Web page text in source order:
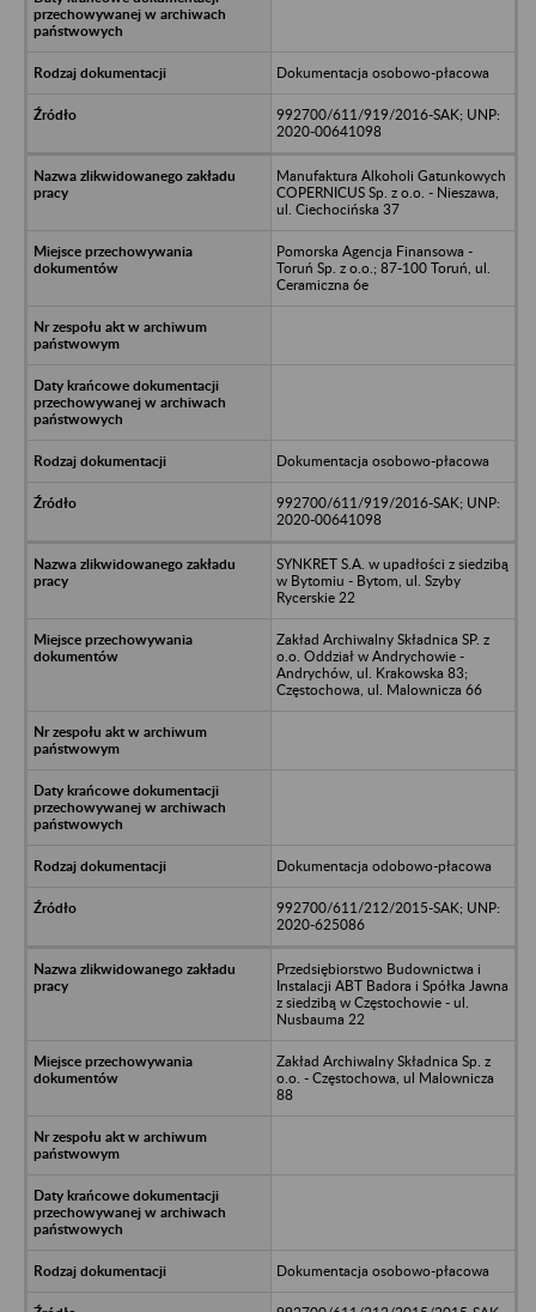
Dokumentacja osobowo-płacowa
992700/611/919/2016-SAK; UNP:
2020-00641098
Manufaktura Alkoholi Gatunkowych
COPERNICUS Sp. z o.o. - Nieszawa,
ul. Ciechocińska 37
Pomorska Agencja Finansowa -
Toruń Sp. z o.o.; 87-100 Toruń, ul.
Ceramiczna 6e
Dokumentacja osobowo-płacowa
992700/611/919/2016-SAK; UNP:
2020-00641098
SYNKRET S.A. w upadłości z siedzibą
w Bytomiu - Bytom, ul. Szyby
Rycerskie 22
Zakład Archiwalny Składnica SP. z
o.o. Oddział w Andrychowie -
Andrychów, ul. Krakowska 83;
Częstochowa, ul. Malownicza 66
Dokumentacja odobowo-płacowa
992700/611/212/2015-SAK; UNP:
2020-625086
Przedsiębiorstwo Budownictwa i
Instalacji ABT Badora i Spółka Jawna
z siedzibą w Częstochowie - ul.
Nusbauma 22
Zakład Archiwalny Składnica Sp. z
o.o. - Częstochowa, ul Malownicza
88
Dokumentacja osobowo-płacowa